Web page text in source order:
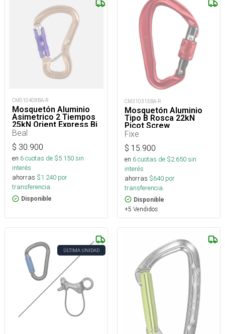
CM010408BA-R
Mosquetón Aluminio
Asimetrico 2 Tiempos
25kN Orient Express Bi
Matic
Beal
$ 30.900
en 6cuotas de $5.150sin
interés
ahorras $1.240 por
transferencia.
Disponible
CM310315BA-R
Mosquetón Aluminio
Tipo B Rosca 22kN
Picot Screw
Fixe
$ 15.900
en 6cuotas de $2.650sin
interés
ahorras $640 por
transferencia.
Disponible
+5 Vendidos
ÚLTIMA UNIDAD